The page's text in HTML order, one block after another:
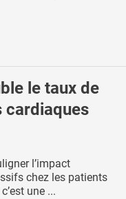
le taux de
cardiaques
l’impact
chez les patients
une ...